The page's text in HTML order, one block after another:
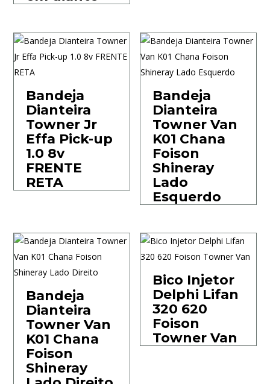
Bandeja
Dianteira
Towner Jr
Effa Pick-up
1.0 8v
FRENTE
RETA
Bandeja
Dianteira
Towner Van
K01 Chana
Foison
Shineray
Lado
Esquerdo
Bandeja
Dianteira
Towner Van
K01 Chana
Foison
Shineray
Bico Injetor
Delphi Lifan
320 620
Foison
Towner Van